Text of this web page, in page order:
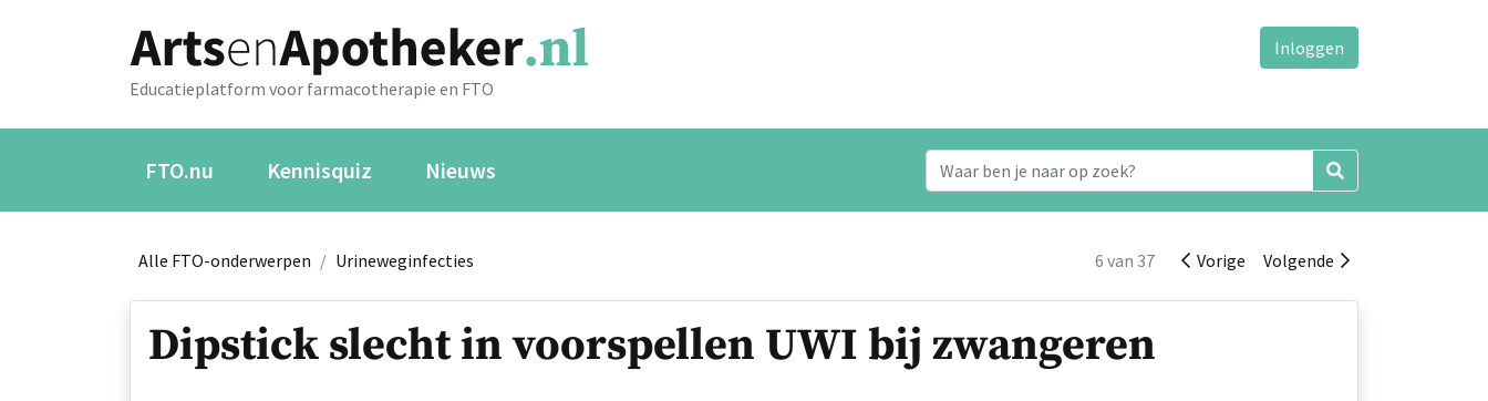
Educatieplatform voor farmacotherapie en FTO
Inloggen
FTO.nu Kennisquiz Nieuws
Alle FTO-onderwerpen / Urineweginfecties 6 van 37 Vorige Volgende
Dipstick slecht in voorspellen UWI bij zwangeren